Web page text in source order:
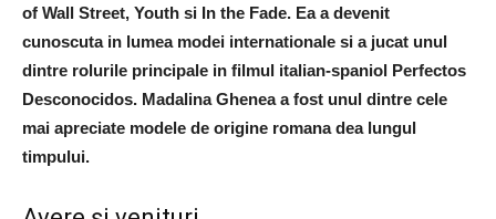
of Wall Street, Youth si In the Fade. Ea a devenit
cunoscuta in lumea modei internationale si a jucat unul
dintre rolurile principale in filmul italian-spaniol Perfectos
Desconocidos. Madalina Ghenea a fost unul dintre cele
mai apreciate modele de origine romana dea lungul
timpului.